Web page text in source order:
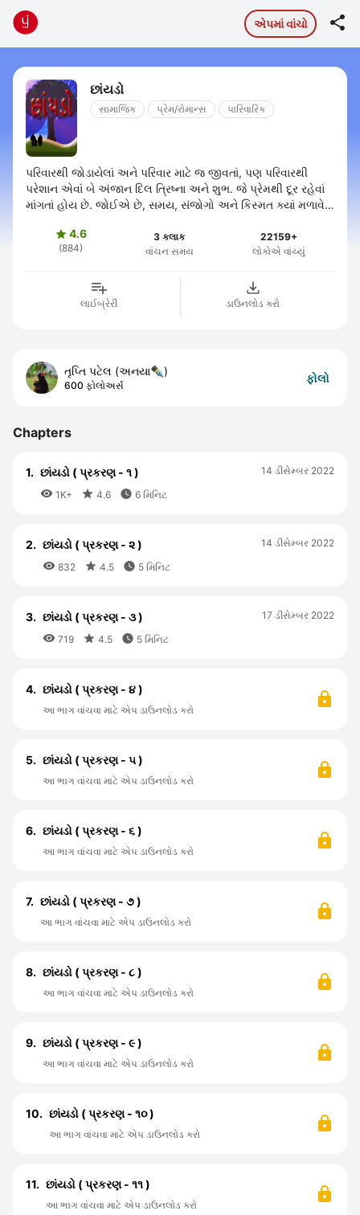
એપમાં વાંચો 
છાંયડો
સામાજિક પ્રેમ/રોમાન્સ પારિવારિક
પરિવારથી જોડાયેલાં અને પરિવાર માટે જ જીવતાં, પણ પરિવારથી
પરેશાન એવાં બે અંજાન દિલ ત્રિષ્ના અને શુભ. જે પ્રેમથી દૂર રહેવાં
માંગતાં હોય છે. જોઈએ છે, સમય, સંજોગો અને કિસ્મત ક્યાં મળાવે
 4.6
(884)
3 કલાક
વાંચન સમય
22159+
લોકોએ વાંચ્યું
લાઈબ્રેરી ડાઉનલોડ કરો
તૃપ્તિ પટેલ (અનયા✒)
600 ફોલોઅર્સ
ફોલો
Chapters
1. છાંયડો ( પ્રકરણ - ૧ )
 1K+  4.6  6 મિનિટ
14 ડીસેમ્બર 2022
2. છાંયડો ( પ્રકરણ - ૨ )
 832  4.5  5 મિનિટ
14 ડીસેમ્બર 2022
3. છાંયડો ( પ્રકરણ - ૩ )
 719  4.5  5 મિનિટ
17 ડીસેમ્બર 2022
4. છાંયડો ( પ્રકરણ - ૪ )
આ ભાગ વાંચવા માટે એપ ડાઉનલોડ કરો
5. છાંયડો ( પ્રકરણ - ૫ )
આ ભાગ વાંચવા માટે એપ ડાઉનલોડ કરો
6. છાંયડો ( પ્રકરણ - ૬ )
આ ભાગ વાંચવા માટે એપ ડાઉનલોડ કરો
7. છાંયડો ( પ્રકરણ - ૭ )
આ ભાગ વાંચવા માટે એપ ડાઉનલોડ કરો
8. છાંયડો ( પ્રકરણ - ૮ )
આ ભાગ વાંચવા માટે એપ ડાઉનલોડ કરો
9. છાંયડો ( પ્રકરણ - ૯ )
આ ભાગ વાંચવા માટે એપ ડાઉનલોડ કરો
10. છાંયડો ( પ્રકરણ - ૧૦ )
આ ભાગ વાંચવા માટે એપ ડાઉનલોડ કરો
11. છાંયડો ( પ્રકરણ - ૧૧ )
આ ભાગ વાંચવા માટે એપ ડાઉનલોડ કરો